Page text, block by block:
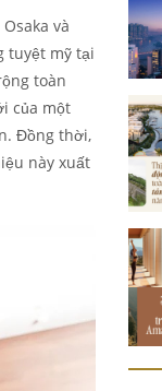
và
tuyệt mỹ tại
toàn
của một
Đồng thời,
này xuất